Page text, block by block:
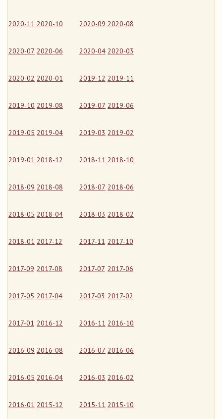
2020-11 2020-10 2020-09 2020-08
2020-07 2020-06 2020-04 2020-03
2020-02 2020-01 2019-12 2019-11
2019-10 2019-08 2019-07 2019-06
2019-05 2019-04 2019-03 2019-02
2019-01 2018-12 2018-11 2018-10
2018-09 2018-08 2018-07 2018-06
2018-05 2018-04 2018-03 2018-02
2018-01 2017-12 2017-11 2017-10
2017-09 2017-08 2017-07 2017-06
2017-05 2017-04 2017-03 2017-02
2017-01 2016-12 2016-11 2016-10
2016-09 2016-08 2016-07 2016-06
2016-05 2016-04 2016-03 2016-02
2016-01 2015-12 2015-11 2015-10